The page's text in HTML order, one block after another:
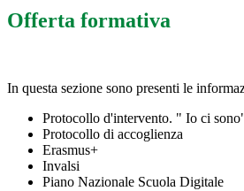
Offerta formativa
In questa sezione sono presenti le
Protocollo d'intervento. " Io ci
Protocollo di accoglienza
Erasmus+
Invalsi
Piano Nazionale Scuola Digitale